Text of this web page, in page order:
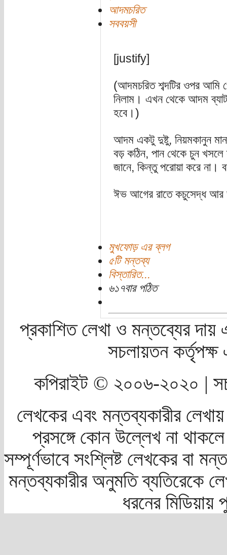
আদমচরিত
সববয়সী
[justify]
(আদমচরিত শব্দটির ওপর আমি
নিলাম। এখন থেকে আদম
হবে।)
আদম একটু দুষ্টু, নিয়মকানুন
বড় কঠিন, পান থেকে চুন খসলে
জানে, কিন্তু পরোয়া করে না।
ঈভ আগের রাতে কচুসেদ্ধ আর
মুখফোড় এর ব্লগ
৫টি মন্তব্য
বিস্তারিত...
৬১৭বার পঠিত
প্রকাশিত লেখা ও মন্তব্যের দায়
সচলায়তন
কপিরাইট © ২০০৬-২০২০ |
লেখকের এবং মন্তব্যকারীর
প্রসঙ্গে কোন উল্লেখ না
সম্পূর্ণভাবে সংশ্লিষ্ট লেখকের বা
মন্তব্যকারীর অনুমতি ব্যতিরেকে
ধরনের মিডিয়ায়